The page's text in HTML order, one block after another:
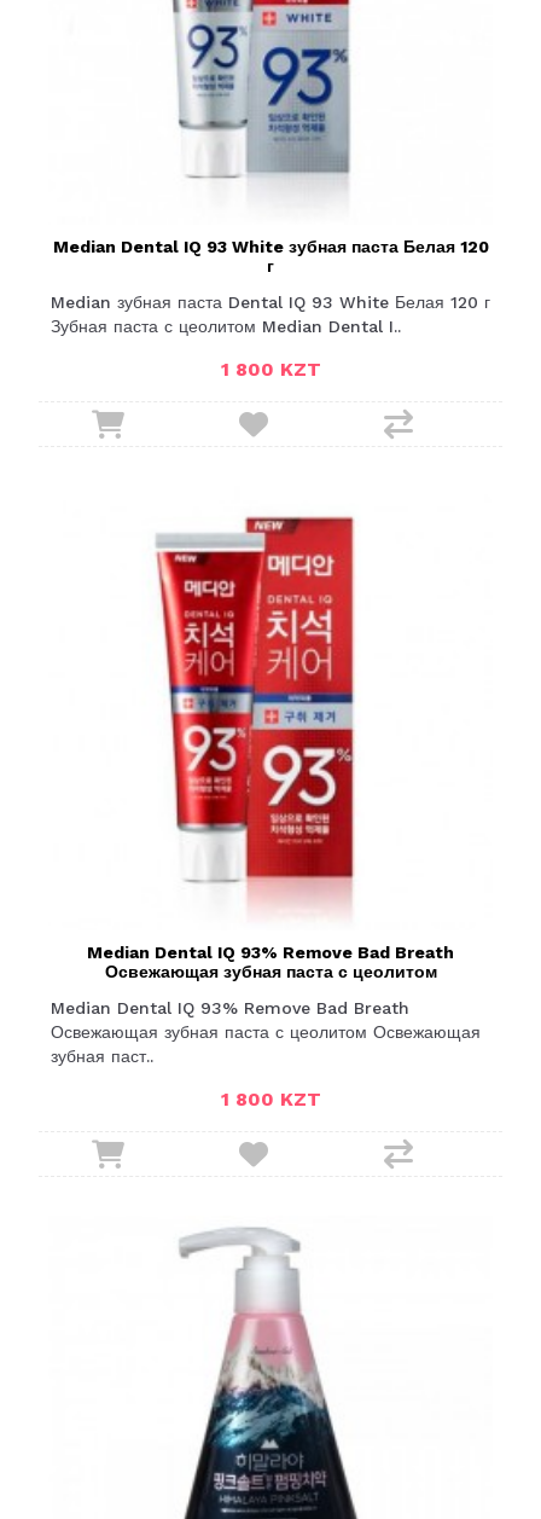
Median Dental IQ 93 White зубная паста Белая 120
г
Median зубная паста Dental IQ 93 White Белая 120 г
Зубная паста с цеолитом Median Dental I..
1 800 KZT
Median Dental IQ 93% Remove Bad Breath
Освежающая зубная паста с цеолитом
Median Dental IQ 93% Remove Bad Breath
Освежающая зубная паста с цеолитом Освежающая
зубная паст..
1 800 KZT